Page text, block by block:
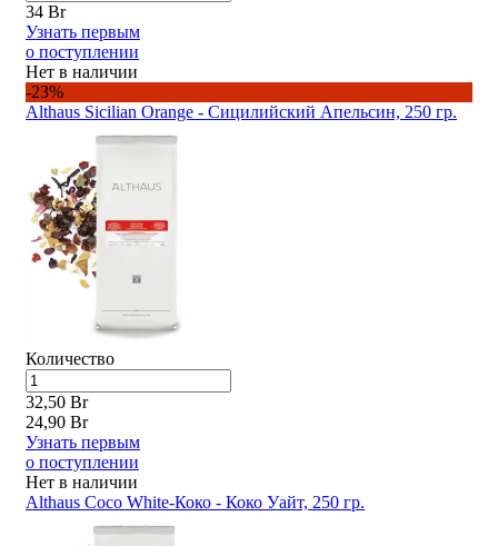
34 Br
Узнать первым
о поступлении
Нет в наличии
-23%
Althaus Sicilian Orange - Сицилийский Апельсин, 250 гр.
Количество
32,50 Br
24,90 Br
Узнать первым
о поступлении
Нет в наличии
Althaus Coco White-Коко - Коко Уайт, 250 гр.